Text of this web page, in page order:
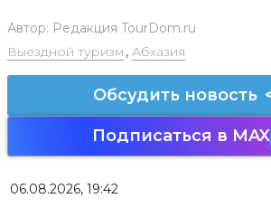
Автор: Редакция TourDom.ru
Выездной туризм , Абхазия
Обсудить новость
Подписаться в MAX
06.08.2026, 19:42